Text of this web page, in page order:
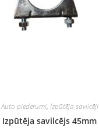
Auto piederumi, Izpūtēja savilcēji
Izpūtēja savilcējs 45mm